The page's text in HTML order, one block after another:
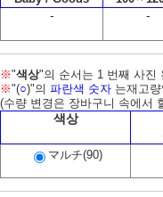
- -
※"색상"의 순서는 1 번째 사진
※"(○)"의 파란색 숫자 는재고
(수량 변경은 장바구니 속에서
색상
マルチ(90)